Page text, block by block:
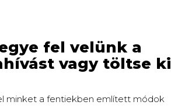
fel velünk a
vagy töltse ki
minket a fentiekben említett módok